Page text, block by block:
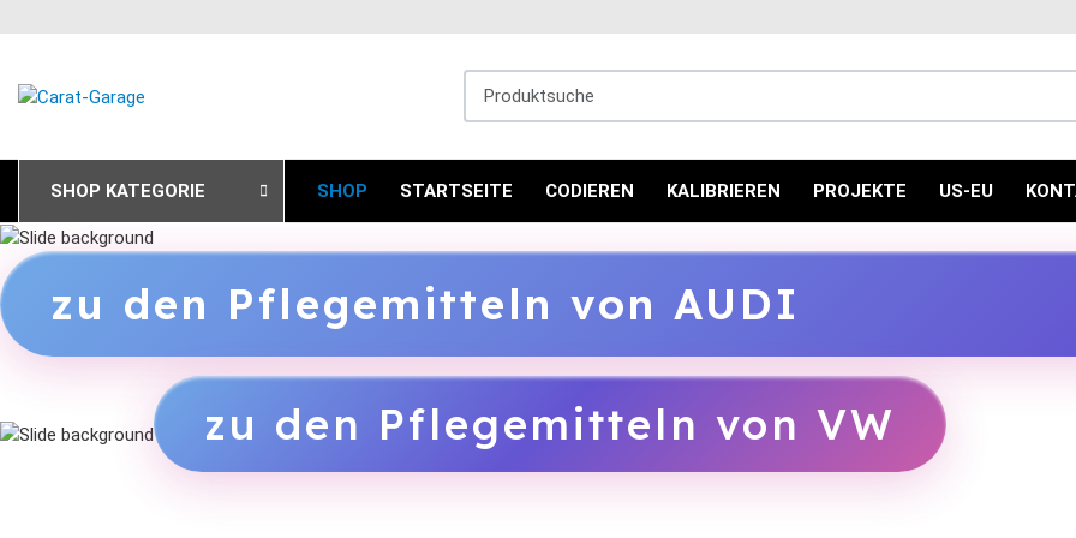
SHOP KATEGORIE SHOP STARTSEITE CODIEREN KALIBRIEREN PROJEKTE US-EU
zu den Pflegemitteln von AUDI
zu den Pflegemitteln von VW